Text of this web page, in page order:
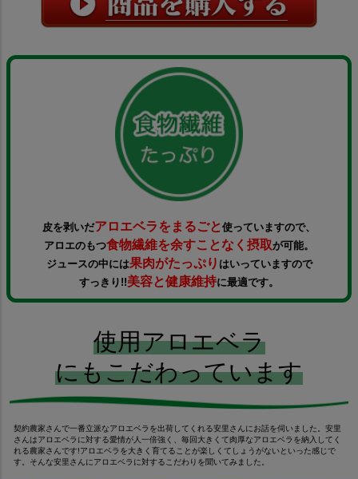
皮を剥いだアロエベラをまるごと 使っていますので、
アロエのもつ食物繊維を余すことなく摂取が可能。
ジュースの中には果肉がたっぷり はいっていますので
すっきり!!美容と健康維持に最適です。
使用アロエベラ
にもこだわっています
契約農家さんで一番立派なアロエベラを出荷してくれる安里さんにお話を伺いました。安里
さんはアロエベラに対する愛情が人一倍強く、毎回大きくて肉厚なアロエベラを納入してく
れる農家さんです!アロエベラを大きく育てることが楽しくてしょうがないといった感じで
す。そんな安里さんにアロエベラに対するこだわりを聞いてみました。